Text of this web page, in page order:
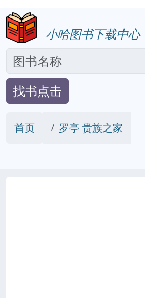
小哈图书下载中心
找书点击
首页 罗亭 贵族之家